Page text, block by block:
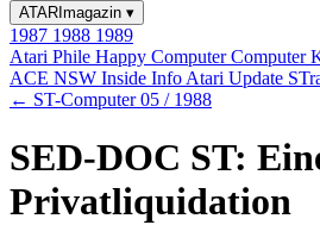
ATARImagazin ▾
1987 1988 1989
Atari Phile Happy ComputerComputer
ACE NSW Inside Info Atari Update
← ST-Computer 05 / 1988
SED-DOC ST:
Privatliquidation